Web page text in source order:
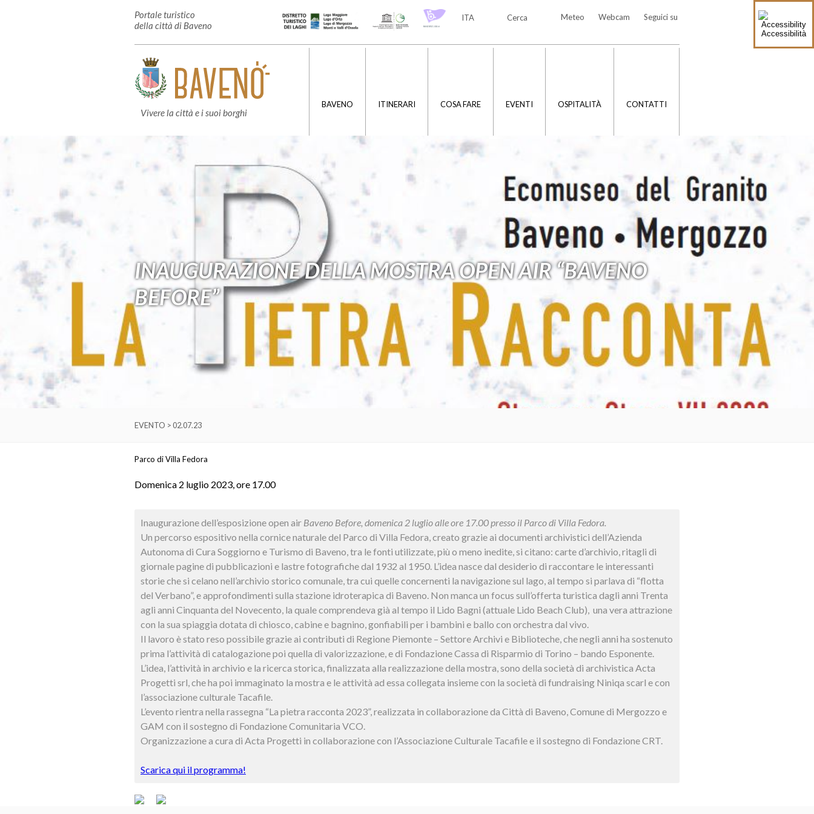
Accessibilità
Portale turistico
della città di Baveno
Seguici su
Webcam
Meteo
Cerca
ITA
Vivere la città e i suoi borghi
BAVENO ITINERARI COSA FARE EVENTI OSPITALITÀ CONTATTI
INAUGURAZIONE DELLA MOSTRA OPEN AIR “BAVENO
BEFORE”
EVENTO > 02.07.23
Parco di Villa Fedora
Domenica 2 luglio 2023, ore 17.00
Inaugurazione dell’esposizione open air Baveno Before, domenica 2 luglio alle ore 17.00 presso il Parco di Villa Fedora.
Un percorso espositivo nella cornice naturale del Parco di Villa Fedora, creato grazie ai documenti archivistici dell’Azienda
Autonoma di Cura Soggiorno e Turismo di Baveno, tra le fonti utilizzate, più o meno inedite, si citano: carte d’archivio, ritagli di
giornale pagine di pubblicazioni e lastre fotografiche dal 1932 al 1950. L’idea nasce dal desiderio di raccontare le interessanti
storie che si celano nell’archivio storico comunale, tra cui quelle concernenti la navigazione sul lago, al tempo si parlava di “flotta
del Verbano”, e approfondimenti sulla stazione idroterapica di Baveno. Non manca un focus sull’offerta turistica dagli anni Trenta
agli anni Cinquanta del Novecento, la quale comprendeva già al tempo il Lido Bagni (attuale Lido Beach Club), una vera attrazione
con la sua spiaggia dotata di chiosco, cabine e bagnino, gonfiabili per i bambini e ballo con orchestra dal vivo.
Il lavoro è stato reso possibile grazie ai contributi di Regione Piemonte – Settore Archivi e Biblioteche, che negli anni ha sostenuto
prima l’attività di catalogazione poi quella di valorizzazione, e di Fondazione Cassa di Risparmio di Torino – bando Esponente.
L’idea, l’attività in archivio e la ricerca storica, finalizzata alla realizzazione della mostra, sono della società di archivistica Acta
Progetti srl, che ha poi immaginato la mostra e le attività ad essa collegata insieme con la società di fundraising Niniqa scarl e con
l’associazione culturale Tacafile.
L’evento rientra nella rassegna “La pietra racconta 2023”, realizzata in collaborazione da Città di Baveno, Comune di Mergozzo e
GAM con il sostegno di Fondazione Comunitaria VCO.
Organizzazione a cura di Acta Progetti in collaborazione con l’Associazione Culturale Tacafile e il sostegno di Fondazione CRT.
Scarica qui il programma!